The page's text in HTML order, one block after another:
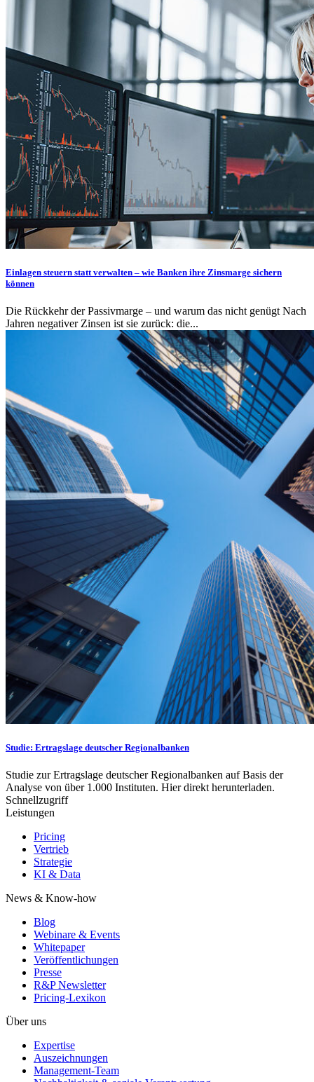
Einlagen steuern statt verwalten – wie Banken ihre Zinsmarge sichern
können
Die Rückkehr der Passivmarge – und warum das nicht genügt Nach
Jahren negativer Zinsen ist sie zurück: die...
Studie: Ertragslage deutscher Regionalbanken
Studie zur Ertragslage deutscher Regionalbanken auf Basis der
Analyse von über 1.000 Instituten. Hier direkt herunterladen.
Schnellzugriff
Leistungen
Pricing
Vertrieb
Strategie
KI & Data
News & Know-how
Blog
Webinare & Events
Whitepaper
Veröffentlichungen
Presse
R&P Newsletter
Pricing-Lexikon
Über uns
Expertise
Auszeichnungen
Management-Team